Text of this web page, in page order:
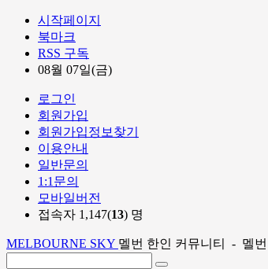
시작페이지
북마크
RSS 구독
08월 07일(금)
로그인
회원가입
회원가입정보찾기
이용안내
일반문의
1:1문의
모바일버전
접속자 1,147(13) 명
MELBOURNE SKY 멜번 한인 커뮤니티 - 멜